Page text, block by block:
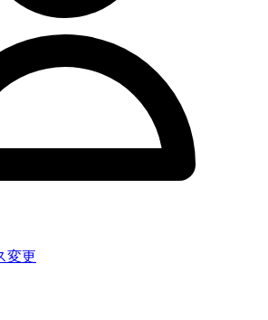
変更